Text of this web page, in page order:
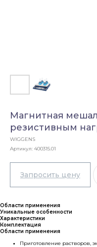
Магнитная
резистивным
WIGGENS
Артикул: 400315.01
Области применения
Уникальные особенности
Характеристики
Комплектация
Области применения
Приготовление растворов,